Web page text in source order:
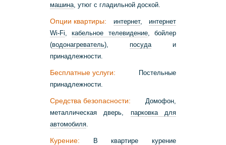
машина , утюг с гладильной доской.
Опции квартиры: интернет, интернет
Wi-Fi ,кабельное телевидение, бойлер
(водонагреватель), посуда и
принадлежности.
Бесплатные услуги: Постельные
принадлежности.
Средства безопасности: Домофон,
металлическая дверь, парковка для
автомобиля
Курение: В квартире курение